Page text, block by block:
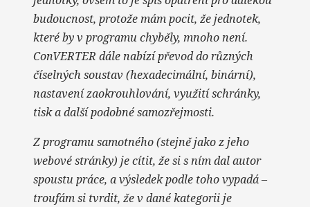
budoucnost, protože mám pocit, že jednotek,
které by v programu chyběly, mnoho není.
ConVERTER dále nabízí převod do různých
číselných soustav (hexadecimální, binární),
nastavení zaokrouhlování, využití schránky,
tisk a další podobné samozřejmosti.
Z programu samotného (stejně jako z jeho
webové stránky) je cítit, že si s ním dal autor
spoustu práce, a výsledek podle toho vypadá –
troufám si tvrdit, že v dané kategorii je